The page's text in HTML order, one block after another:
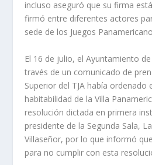
incluso aseguró que su firma
firmó entre diferentes actores
sede de los Juegos
El 16 de julio, el Ayuntamiento
través de un comunicado de
Superior del TJA había ordenado
habitabilidad de la Villa
resolución dictada en primera
presidente de la Segunda Sala,
Villaseñor, por lo que informó
para no cumplir con esta